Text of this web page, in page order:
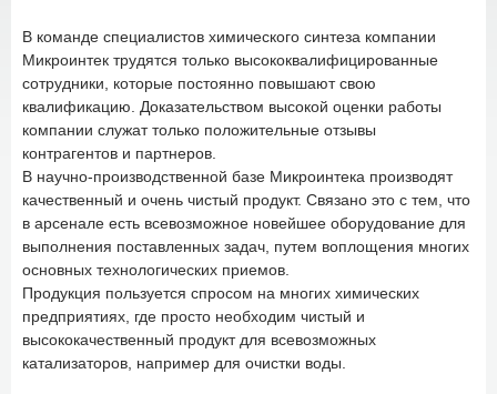
В команде специалистов химического синтеза компании
Микроинтек трудятся только высококвалифицированные
сотрудники, которые постоянно повышают свою
квалификацию. Доказательством высокой оценки работы
компании служат только положительные отзывы
контрагентов и партнеров.
В научно-производственной базе Микроинтека производят
качественный и очень чистый продукт. Связано это с тем, что
в арсенале есть всевозможное новейшее оборудование для
выполнения поставленных задач, путем воплощения многих
основных технологических приемов.
Продукция пользуется спросом на многих химических
предприятиях, где просто необходим чистый и
высококачественный продукт для всевозможных
катализаторов, например для очистки воды.